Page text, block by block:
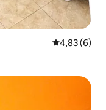
4,83 de uma
4,83 (6)